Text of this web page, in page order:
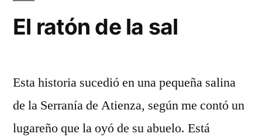
El ratón de la sal
Esta historia sucedió en una pequeña salina
de la Serranía de Atienza, según me contó un
lugareño que la oyó de su abuelo. Está